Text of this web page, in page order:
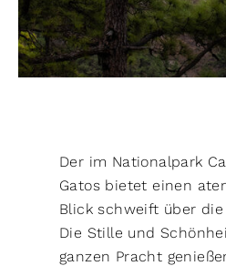
Der im Nationalpark
Gatos bietet einen
Blick schweift über
Die Stille und
ganzen Pracht